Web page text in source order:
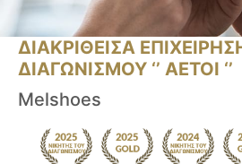
ΔΙΑΚΡΙΘΕΙΣΑ
ΔΙΑΓΩΝΙΣΜΟΥ ‘’ ΑΕΤΟΙ ‘’
Melshoes